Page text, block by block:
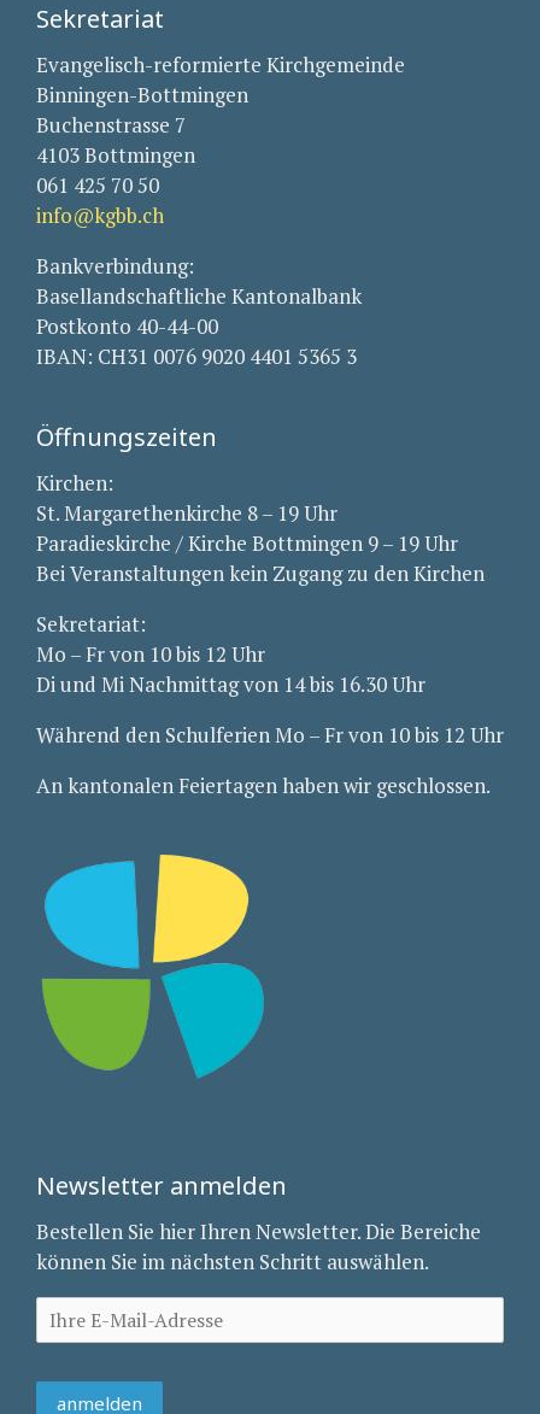
Sekretariat
Evangelisch-reformierte Kirchgemeinde
Binningen-Bottmingen
Buchenstrasse 7
4103 Bottmingen
061 425 70 50
info@kgbb.ch
Bankverbindung:
Basellandschaftliche Kantonalbank
Postkonto 40-44-00
IBAN: CH31 0076 9020 4401 5365 3
Öffnungszeiten
Kirchen:
St. Margarethenkirche 8 – 19 Uhr
Paradieskirche / Kirche Bottmingen 9 – 19 Uhr
Bei Veranstaltungen kein Zugang zu den Kirchen
Sekretariat:
Mo – Fr von 10 bis 12 Uhr
Di und Mi Nachmittag von 14 bis 16.30 Uhr
Während den Schulferien Mo – Fr von 10 bis 12 Uhr
An kantonalen Feiertagen haben wir geschlossen.
Newsletter anmelden
Bestellen Sie hier Ihren Newsletter. Die Bereiche
können Sie im nächsten Schritt auswählen.